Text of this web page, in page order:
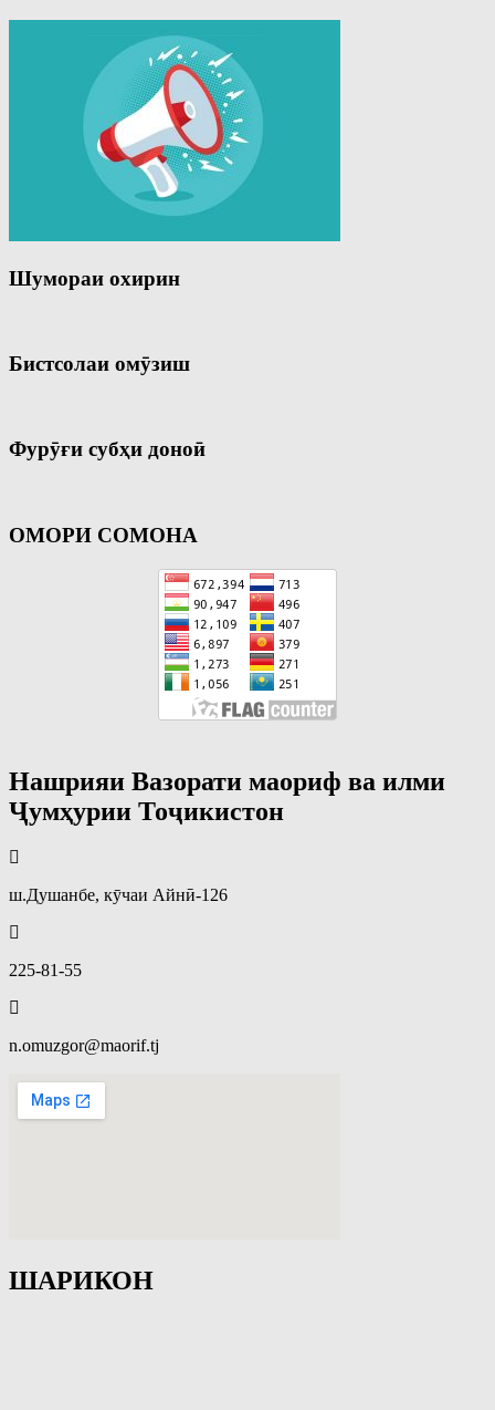
Шумораи охирин
Бистсолаи омӯзиш
Фурӯғи субҳи доноӣ
ОМОРИ СОМОНА
Нашрияи Вазорати маориф ва илми
Ҷумҳурии Тоҷикистон
ш.Душанбе, кӯчаи Айнӣ-126
225-81-55
n.omuzgor@maorif.tj
ШАРИКОН